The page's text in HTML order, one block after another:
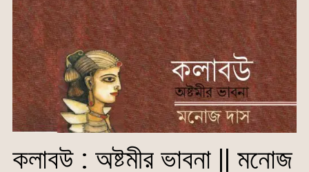
কলাবউ : অষ্টমীর ভাবনা || মনোজ